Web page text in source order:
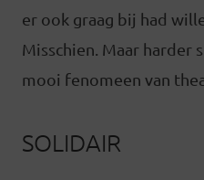
er ook graag bij had
Misschien. Maar harder
mooi fenomeen van
SOLIDAIR